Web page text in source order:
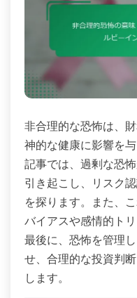
非合理的な恐怖は、
神的な健康に影響を
記事では、過剰な恐
引き起こし、リスク
を探ります。また、
バイアスや感情的ト
最後に、恐怖を管理
せ、合理的な投資判
します。